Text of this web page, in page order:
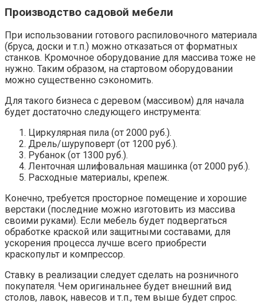
Производство садовой мебели
При использовании готового распиловочного материала
(бруса, доски и т.п.) можно отказаться от форматных
станков. Кромочное оборудование для массива тоже не
нужно. Таким образом, на стартовом оборудовании
можно существенно сэкономить.
Для такого бизнеса с деревом (массивом) для начала
будет достаточно следующего инструмента:
Циркулярная пила (от 2000 руб.).
Дрель/шуруповерт (от 1200 руб.).
Рубанок (от 1300 руб.).
Ленточная шлифовальная машинка (от 2000 руб.).
Расходные материалы, крепеж.
Конечно, требуется просторное помещение и хорошие
верстаки (последние можно изготовить из массива
своими руками). Если мебель будет подвергаться
обработке краской или защитными составами, для
ускорения процесса лучше всего приобрести
краскопульт и компрессор.
Ставку в реализации следует сделать на розничного
покупателя. Чем оригинальнее будет внешний вид
столов, лавок, навесов и т.п., тем выше будет спрос.